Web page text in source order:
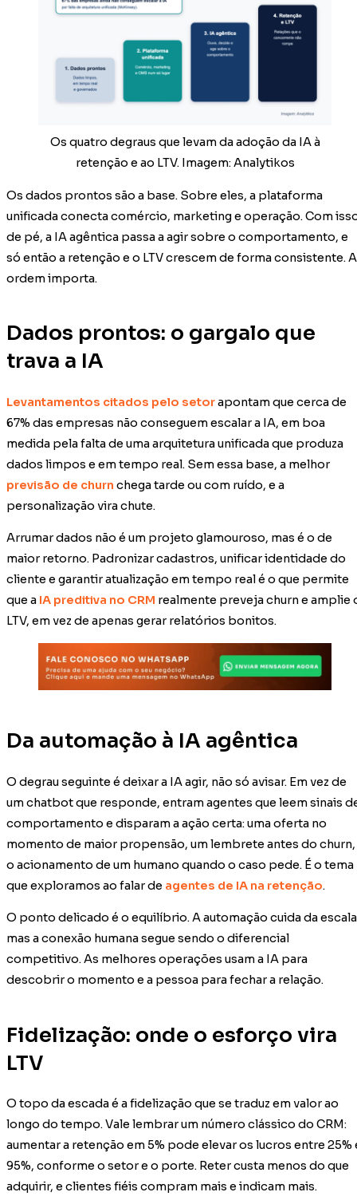
Os quatro degraus que levam da adoção da IA à
retenção e ao LTV. Imagem: Analytikos
Os dados prontos são a base. Sobre eles, a plataforma
unificada conecta comércio, marketing e operação. Com
de pé, a IA agêntica passa a agir sobre o comportamento, e
só então a retenção e o LTV crescem de forma consistente. A
ordem importa.
Dados prontos: o gargalo que
trava a IA
Levantamentos citados pelo setorapontam que cerca de
67% das empresas não conseguem escalar a IA, em boa
medida pela falta de uma arquitetura unificada que produza
dados limpos e em tempo real. Sem essa base, a melhor
previsão de churn chega tarde ou com ruído, e a
personalização vira chute.
Arrumar dados não é um projeto glamouroso, mas é o de
maior retorno. Padronizar cadastros, unificar identidade do
cliente e garantir atualização em tempo real é o que permite
que a IA preditiva no CRM realmente preveja churn e amplie
LTV, em vez de apenas gerar relatórios bonitos.
Da automação à IA agêntica
O degrau seguinte é deixar a IA agir, não só avisar. Em vez de
um chatbot que responde, entram agentes que leem sinais
comportamento e disparam a ação certa: uma oferta no
momento de maior propensão, um lembrete antes do churn,
o acionamento de um humano quando o caso pede. É o tema
que exploramos ao falar de agentes de IA na retenção.
O ponto delicado é o equilíbrio. A automação cuida da
mas a conexão humana segue sendo o diferencial
competitivo. As melhores operações usam a IA para
descobrir o momento e a pessoa para fechar a relação.
Fidelização: onde o esforço vira
LTV
O topo da escada é a fidelização que se traduz em valor ao
longo do tempo. Vale lembrar um número clássico do CRM:
aumentar a retenção em 5% pode elevar os lucros entre 25%
95%, conforme o setor e o porte. Reter custa menos do que
adquirir, e clientes fiéis compram mais e indicam mais.